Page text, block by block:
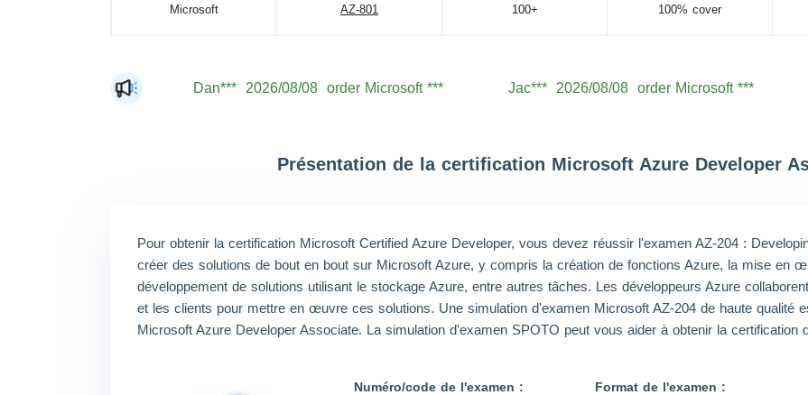
Microsoft AZ-801 100+ 100% cover
Jac*** 2026/08/08 order Microsoft *** Lev*** 2026/08/08 order Microsoft ***
2026/08/08 order Microsoft *** Aid*** 2026/08/08 order Microsoft ***
Luc*** 2026/08/08 order Microsoft *** Hen*** 2026/08/08 order Microsoft ***
Mas*** 2026/08/08 order Microsoft *** Mic*** 2026/08/08 order Microsoft ***
Présentation de la certification Microsoft Azure Developer
Pour obtenir la certification Microsoft Certified Azure Developer, vous devez réussir l'examen AZ-204 :
créer des solutions de bout en bout sur Microsoft Azure, y compris la création de fonctions Azure, la mise en
développement de solutions utilisant le stockage Azure, entre autres tâches. Les développeurs Azure
et les clients pour mettre en œuvre ces solutions. Une simulation d'examen Microsoft AZ-204 de haute qualité
Microsoft Azure Developer Associate. La simulation d'examen SPOTO peut vous aider à obtenir la certification
Numéro/code de l'examen :
Format de l'examen :